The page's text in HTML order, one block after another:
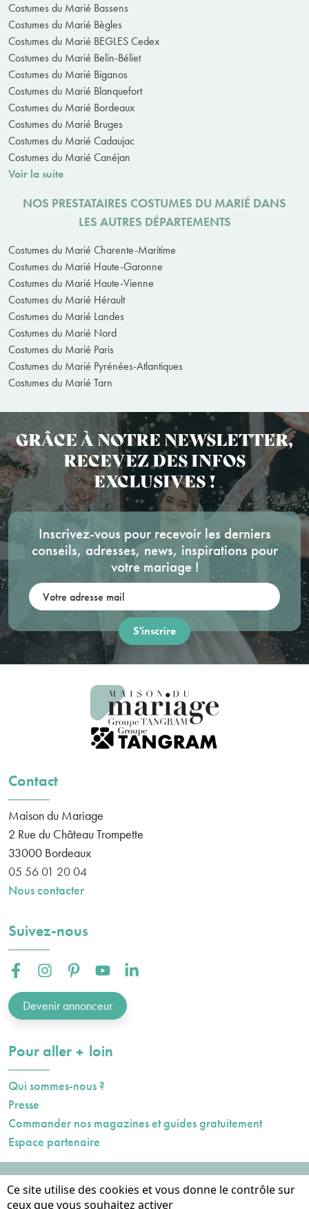
Costumes du Marié Bassens
Costumes du Marié Bègles
Costumes du Marié BEGLES Cedex
Costumes du Marié Belin-Béliet
Costumes du Marié Biganos
Costumes du Marié Blanquefort
Costumes du Marié Bordeaux
Costumes du Marié Bruges
Costumes du Marié Cadaujac
Costumes du Marié Canéjan
Voir la suite
NOS PRESTATAIRES COSTUMES DU MARIÉ DANS
LES AUTRES DÉPARTEMENTS
Costumes du Marié Charente-Maritime
Costumes du Marié Haute-Garonne
Costumes du Marié Haute-Vienne
Costumes du Marié Hérault
Costumes du Marié Landes
Costumes du Marié Nord
Costumes du Marié Paris
Costumes du Marié Pyrénées-Atlantiques
Costumes du Marié Tarn
GRÂCE À NOTRE NEWSLETTER,
RECEVEZ DES INFOS
EXCLUSIVES !
Inscrivez-vous pour recevoir les derniers
conseils, adresses, news, inspirations pour
votre mariage !
Contact
Maison du Mariage
2 Rue du Château Trompette
33000 Bordeaux
05 56 01 20 04
Nous contacter
Suivez-nous
Facebook :Instagram :Pinterest :Youtube :Linkedin :
Devenir annonceur
Pour aller plusloin
Qui sommes-nous ?
Presse
Commander nos magazines et guides gratuitement
Espace partenaire
Données personnelles
Ce site utilise des cookies et vous donne le contrôle sur
ceux que vous souhaitez activer